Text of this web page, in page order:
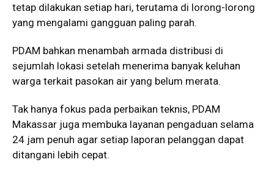
tetap dilakukan setiap hari, terutama di lorong-lorong
yang mengalami gangguan paling parah.
PDAM bahkan menambah armada distribusi di
sejumlah lokasi setelah menerima banyak keluhan
warga terkait pasokan air yang belum merata.
Tak hanya fokus pada perbaikan teknis, PDAM
Makassar juga membuka layanan pengaduan selama
24 jam penuh agar setiap laporan pelanggan dapat
ditangani lebih cepat.